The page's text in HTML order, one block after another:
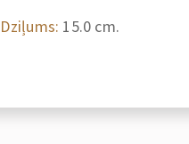
Dziļums: 15.0 cm.